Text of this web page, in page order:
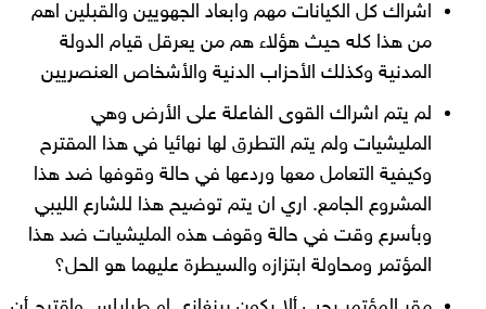
اشراك كل الكيانات مهم وابعاد الجهويين والقبلين اهم
من هذا كله حيث هؤلاء هم من يعرقل قيام الدولة
المدنية وكذلك الأحزاب الدنية والأشخاص العنصريين
لم يتم اشراك القوى الفاعلة على الأرض وهي
المليشيات ولم يتم التطرق لها نهائيا في هذا المقترح
وكيفية التعامل معها وردعها في حالة وقوفها ضد هذا
المشروع الجامع. اري ان يتم توضيح هذا للشارع الليبي
وبأسرع وقت في حالة وقوف هذه المليشيات ضد هذا
المؤتمر ومحاولة ابتزازه والسيطرة عليهما هو الحل؟